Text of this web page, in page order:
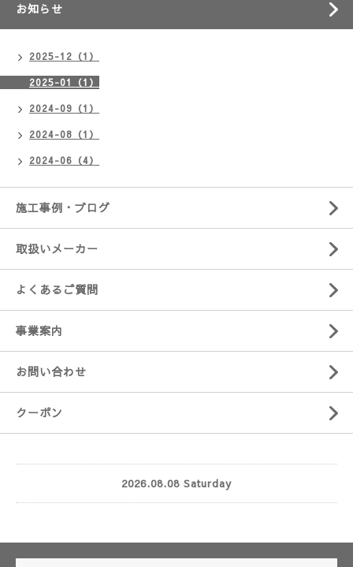
お知らせ
2025-12（1）
2025-01（1）
2024-09（1）
2024-08（1）
2024-06（4）
施工事例・ブログ
取扱いメーカー
よくあるご質問
事業案内
お問い合わせ
クーポン
2026.08.08 Saturday